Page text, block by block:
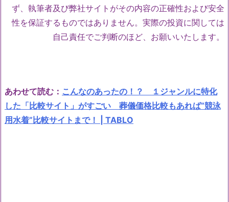
ず、執筆者及び弊社サイトがその内容の正確性および安全
性を保証するものではありません。実際の投資に関しては
自己責任でご判断のほど、お願いいたします。
あわせて読む： こんなのあったの！？ １ジャンルに特化
した「比較サイト」がすごい 葬儀価格比較もあれば“競泳
用水着”比較サイトまで！ | TABLO